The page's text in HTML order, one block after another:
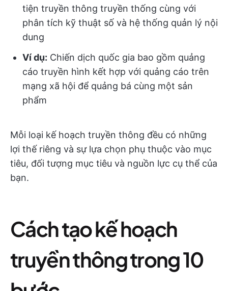
tiện truyền thông truyền thống cùng với
phân tích kỹ thuật số và hệ thống quản lý nội
dung
Ví dụ: Chiến dịch quốc gia bao gồm quảng
cáo truyền hình kết hợp với quảng cáo trên
mạng xã hội để quảng bá cùng một sản
phẩm
Mỗi loại kế hoạch truyền thông đều có những
lợi thế riêng và sự lựa chọn phụ thuộc vào mục
tiêu, đối tượng mục tiêu và nguồn lực cụ thể của
bạn.
Cách tạo kế hoạch
truyền thông trong 10